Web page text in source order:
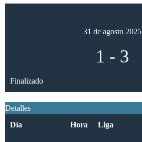
31 de agosto 2025
1 - 3
Finalizado
Detalles
Día
Hora Liga